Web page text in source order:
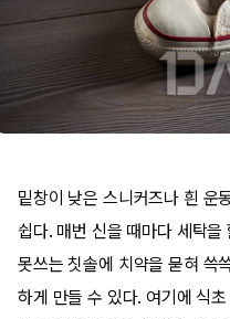
밑창이 낮은 스니커즈나 흰 운
쉽다. 매번 신을 때마다 세탁
못쓰는 칫솔에 치약을 묻혀 쓱
하게 만들 수 있다. 여기에 식